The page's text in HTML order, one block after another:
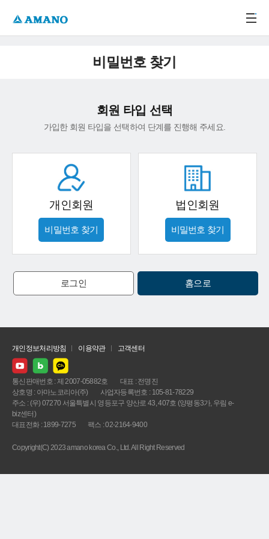
비밀번호 찾기
회원 타입 선택
가입한 회원 타입을 선택하여 단계를 진행해 주세요.
개인회원
비밀번호 찾기
법인회원
비밀번호 찾기
로그인 홈으로
개인정보처리방침 이용약관 고객센터
통신판매번호 : 제 2007-05882호
대표 : 전명진
상호명 : 아마노코리아(주)
사업자등록번호 : 105-81-78229
주소 : (우) 07270 서울특별시 영등포구 양산로 43, 407호 (양평동3가, 우림 e-
biz센터)
대표전화 : 1899-7275
팩스 : 02-2164-9400
Copyright(C) 2023 amano korea Co., Ltd. All Right Reserved